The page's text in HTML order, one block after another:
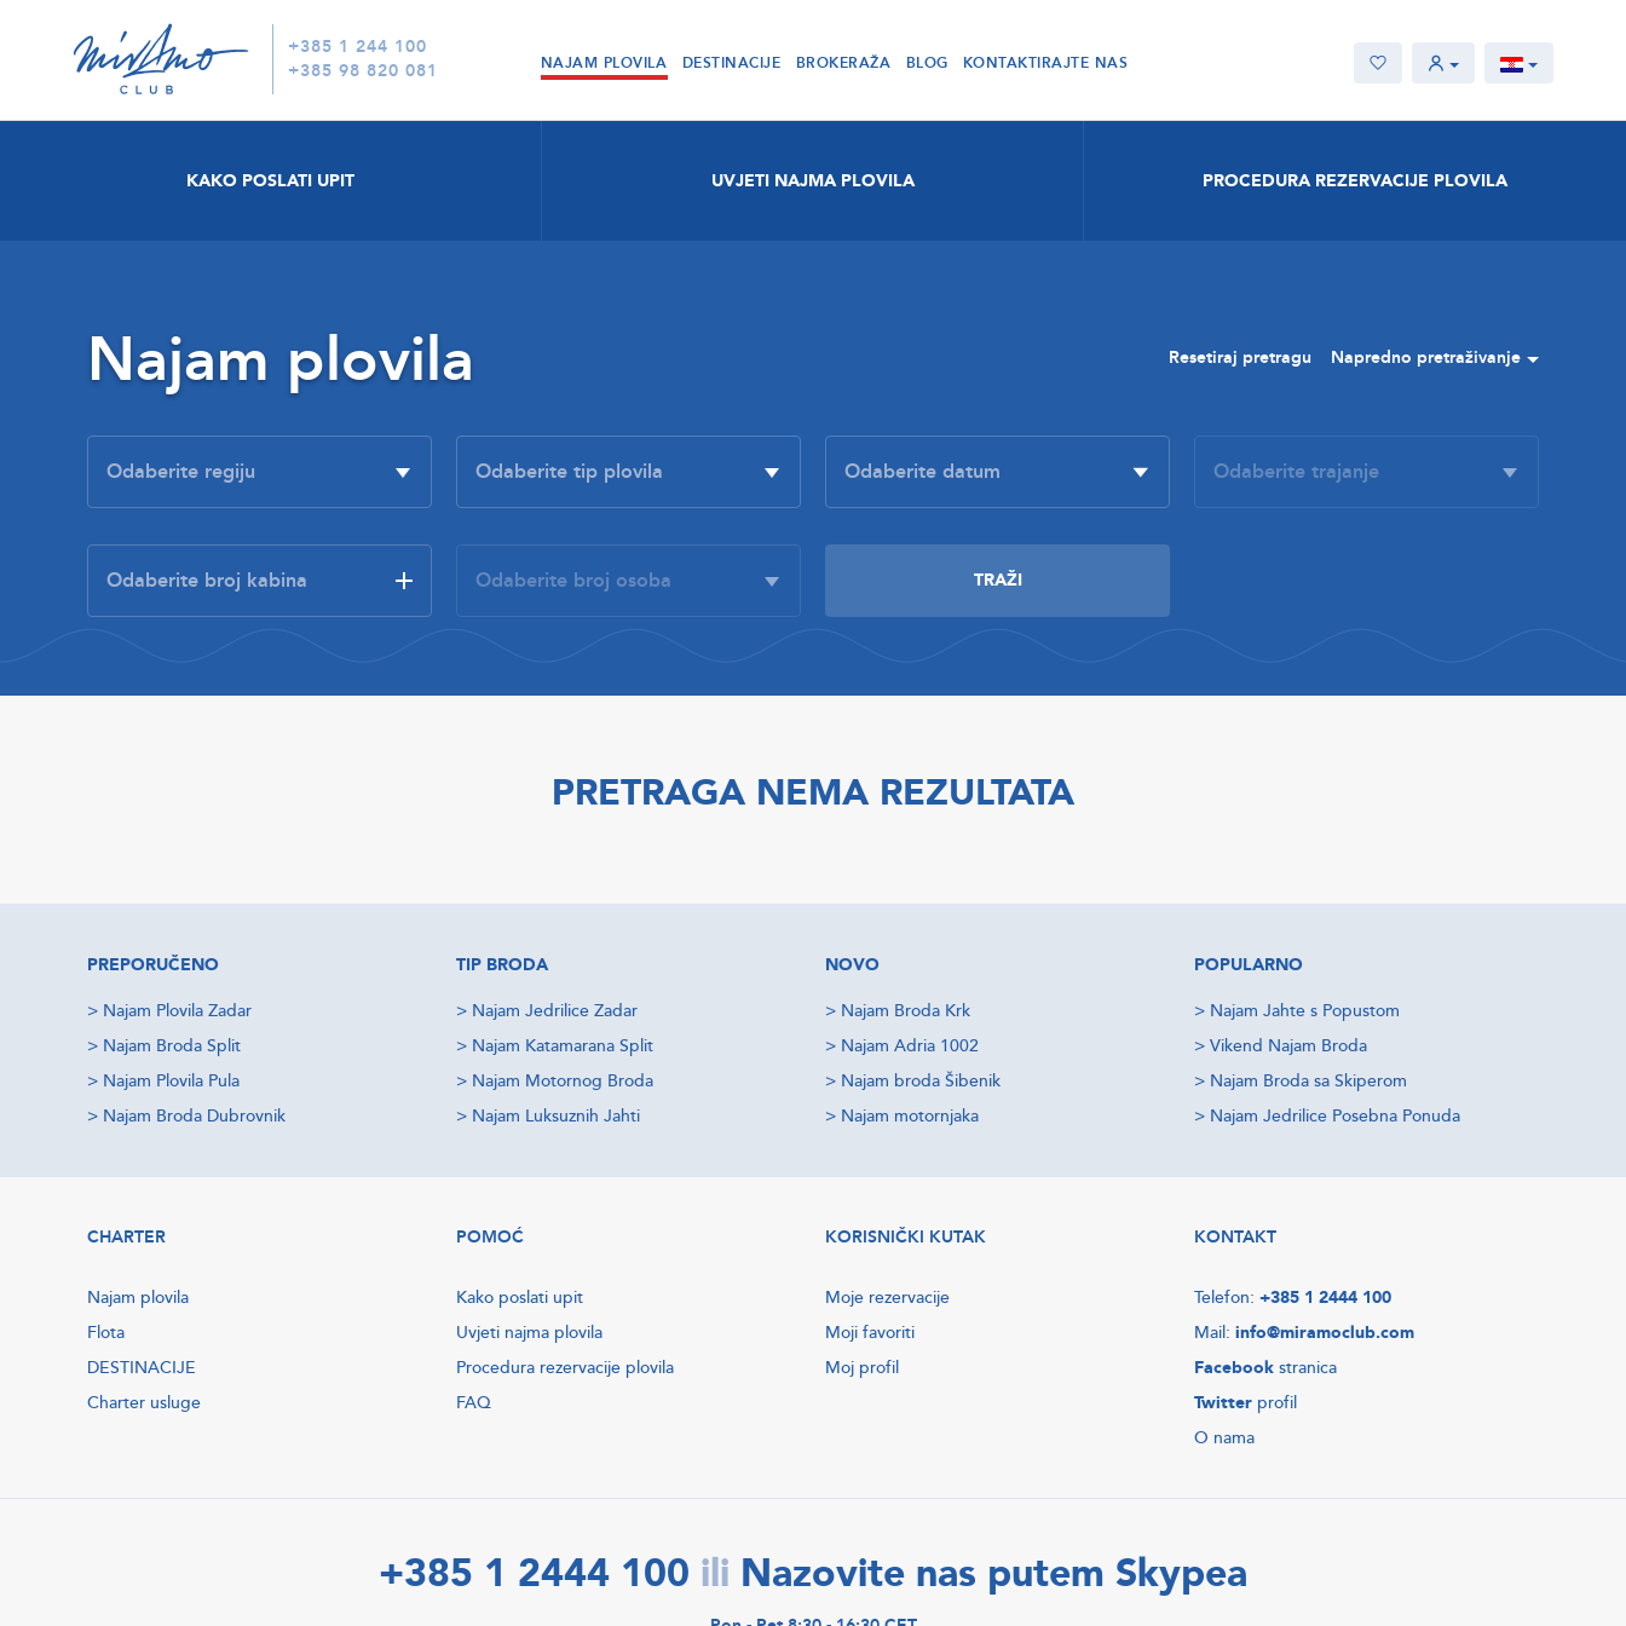
+385 1 244 100
+385 98 820 081
NAJAM PLOVILA DESTINACIJE BROKERAŽA BLOG KONTAKTIRAJTE NAS
KAKO POSLATI UPIT UVJETI NAJMA PLOVILA PROCEDURA REZERVACIJE PLOVILA
Najam plovila Resetiraj pretragu Napredno pretraživanje
PRETRAGA NEMA REZULTATA
PREPORUČENO
> Najam Plovila Zadar
> Najam Broda Split
> Najam Plovila Pula
> Najam Broda Dubrovnik
TIP BRODA
> Najam Jedrilice Zadar
> Najam Katamarana Split
> Najam Motornog Broda
> Najam Luksuznih Jahti
NOVO
> Najam Broda Krk
> Najam Adria 1002
> Najam broda Šibenik
> Najam motornjaka
POPULARNO
> Najam Jahte s Popustom
> Vikend Najam Broda
> Najam Broda sa Skiperom
> Najam Jedrilice Posebna Ponuda
CHARTER
Najam plovila
Flota
DESTINACIJE
Charter usluge
POMOĆ
Kako poslati upit
Uvjeti najma plovila
Procedura rezervacije plovila
FAQ
KORISNIČKI KUTAK
Moje rezervacije
Moji favoriti
Moj profil
KONTAKT
Telefon: +385 1 2444 100
Mail: info@miramoclub.com
Facebook stranica
Twitter profil
O nama
+385 1 2444 100 ili Nazovite nas putem Skypea